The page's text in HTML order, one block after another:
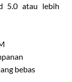
5.0 atau lebih
bebas